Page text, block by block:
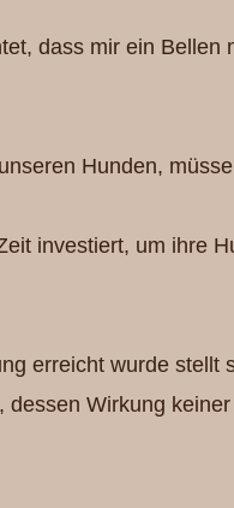
dass mir ein Bellen
Hunden,
investiert, um ihre
erreicht wurde stellt
Wirkung